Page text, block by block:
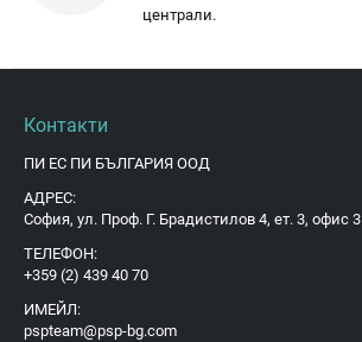
централи.
Контакти
ПИ ЕС ПИ БЪЛГАРИЯ ООД
АДРЕС:
София, ул. Проф. Г. Брадистилов 4, ет. 3, офис 3
ТЕЛЕФОН:
+359 (2) 439 40 70
ИМЕЙЛ:
pspteam@psp-bg.com